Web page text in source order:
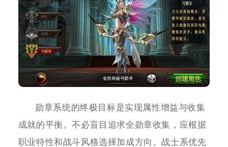
勋章系统的终极目标是实现属性增益与收集
成就的平衡。不必盲目追求全勋章收集，应根据
职业特性和战斗风格选择加成方向。战士系优先